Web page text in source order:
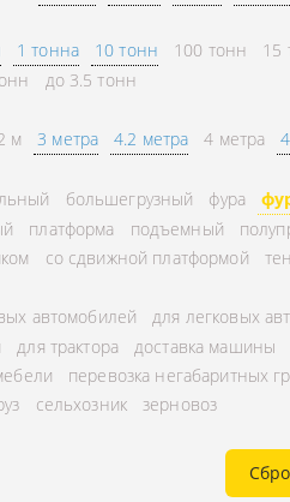
ПЕРЕВОЗКА ЩЕБНЯ
МУКИ
РАССЧИТАТЬ РАССТОЯНИЕ
ГРУЗА
КИСЛОРОДНЫХ
1 тонна 10 тонн 100 тонн 15
до 3.5 тонн
м 3 метра 4.2 метра 4 метра
большегрузный фура
платформа подъемный
со сдвижной платформой
автомобилей для легковых
для трактора доставка машины
перевозка негабаритных
сельхозник зерновоз